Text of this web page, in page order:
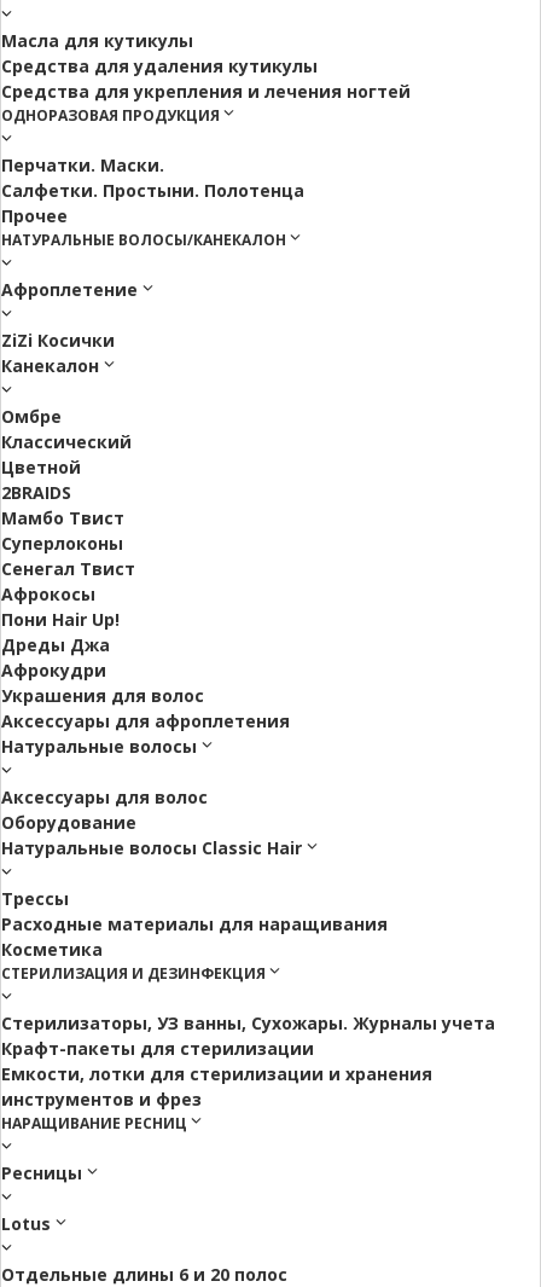
Масла для кутикулы
Средства для удаления кутикулы
Средства для укрепления и лечения ногтей
ОДНОРАЗОВАЯ ПРОДУКЦИЯ
Перчатки. Маски.
Салфетки. Простыни. Полотенца
Прочее
НАТУРАЛЬНЫЕ ВОЛОСЫ/КАНЕКАЛОН
Афроплетение
ZiZi Косички
Канекалон
Омбре
Классический
Цветной
2BRAIDS
Мамбо Твист
Суперлоконы
Сенегал Твист
Афрокосы
Пони Hair Up!
Дреды Джа
Афрокудри
Украшения для волос
Аксессуары для афроплетения
Натуральные волосы
Аксессуары для волос
Оборудование
Натуральные волосы Classic Hair
Трессы
Расходные материалы для наращивания
Косметика
СТЕРИЛИЗАЦИЯ И ДЕЗИНФЕКЦИЯ
Стерилизаторы, УЗ ванны, Сухожары. Журналы учета
Крафт-пакеты для стерилизации
Емкости, лотки для стерилизации и хранения
инструментов и фрез
НАРАЩИВАНИЕ РЕСНИЦ
Ресницы
Lotus
Отдельные длины 6 и 20 полос